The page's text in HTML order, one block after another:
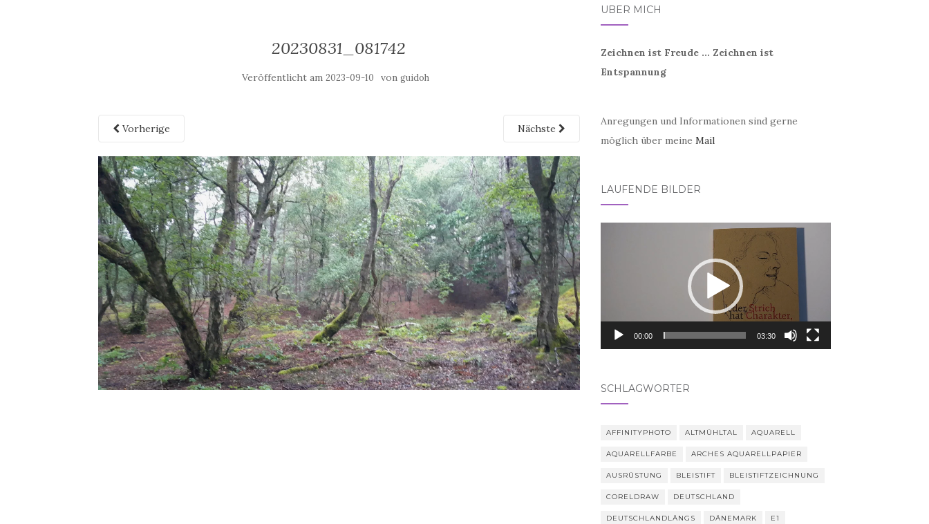
20230831_081742
Veröffentlicht am 2023-09-10 von guidoh
Vorherige Nächste
ÜBER MICH
Zeichnen ist Freude ... Zeichnen ist
Entspannung
Anregungen und Informationen sind gerne
möglich über meine Mail
LAUFENDE BILDER
00:00 03:30
SCHLAGWÖRTER
AFFINITYPHOTO ALTMÜHLTAL AQUARELL
AQUARELLFARBE ARCHES AQUARELLPAPIER
AUSRÜSTUNG BLEISTIFT BLEISTIFTZEICHNUNG
CORELDRAW DEUTSCHLAND
DEUTSCHLANDLÄNGS DÄNEMARK E1